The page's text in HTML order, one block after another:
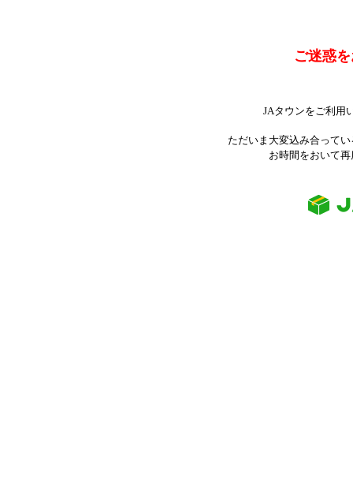
ご迷惑
JAタウンをご利用
ただいま大変込み合って
お時間をおいて